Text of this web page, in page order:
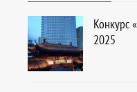
Конкурс
2025